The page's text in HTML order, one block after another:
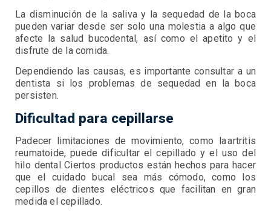
La disminución de la saliva y la sequedad de la boca
pueden variar desde ser solo una molestia a algo que
afecte la salud bucodental, así como el apetito y el
disfrute de la comida.
Dependiendo las causas, es importante consultar a un
dentista si los problemas de sequedad en la boca
persisten.
Dificultad para cepillarse
Padecer limitaciones de movimiento, como la artritis
reumatoide, puede dificultar el cepillado y el uso del
hilo dental. Ciertos productos están hechos para hacer
que el cuidado bucal sea más cómodo, como los
cepillos de dientes eléctricos que facilitan en gran
medida el cepillado.